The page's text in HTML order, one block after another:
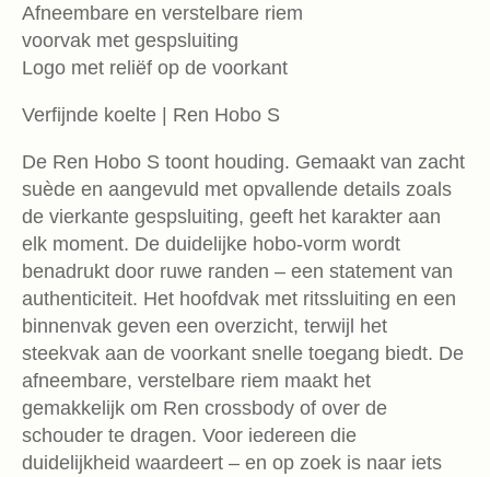
Afneembare en verstelbare riem
voorvak met gespsluiting
Logo met reliëf op de voorkant
Verfijnde koelte | Ren Hobo S
De Ren Hobo S toont houding. Gemaakt van zacht
suède en aangevuld met opvallende details zoals
de vierkante gespsluiting, geeft het karakter aan
elk moment. De duidelijke hobo-vorm wordt
benadrukt door ruwe randen – een statement van
authenticiteit. Het hoofdvak met ritssluiting en een
binnenvak geven een overzicht, terwijl het
steekvak aan de voorkant snelle toegang biedt. De
afneembare, verstelbare riem maakt het
gemakkelijk om Ren crossbody of over de
schouder te dragen. Voor iedereen die
duidelijkheid waardeert – en op zoek is naar iets